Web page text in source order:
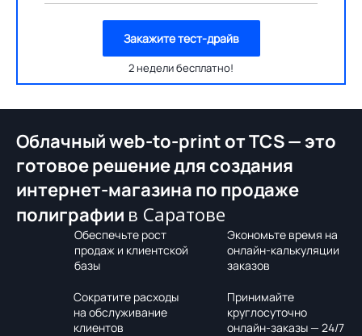
Закажите тест-драйв
2 недели бесплатно!
Облачный web-to-print от TCS — это
готовое решение для создания
интернет-магазина по продаже
полиграфии в Саратове
Обеспечьте рост
продаж и клиентской
базы
Экономьте время на
онлайн-калькуляции
заказов
Сократите расходы
на обслуживание
клиентов
Принимайте
круглосуточно
онлайн-заказы — 24/7